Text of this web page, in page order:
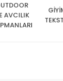
AVCILIK